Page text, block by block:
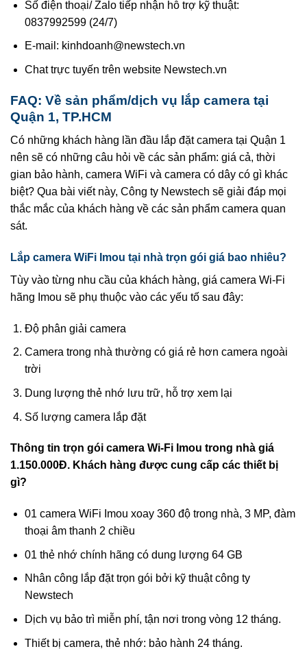
Số điện thoại/ Zalo tiếp nhận hỗ trợ kỹ thuật:
0837992599 (24/7)
E-mail: kinhdoanh@newstech.vn
Chat trực tuyến trên website Newstech.vn
FAQ: Về sản phẩm/dịch vụ lắp camera tại
Quận 1, TP.HCM
Có những khách hàng lần đầu lắp đặt camera tại Quận 1
nên sẽ có những câu hỏi về các sản phẩm: giá cả, thời
gian bảo hành, camera WiFi và camera có dây có gì khác
biệt? Qua bài viết này, Công ty Newstech sẽ giải đáp mọi
thắc mắc của khách hàng về các sản phẩm camera quan
sát.
Lắp camera WiFi Imou tại nhà trọn gói giá bao nhiêu?
Tùy vào từng nhu cầu của khách hàng, giá camera Wi-Fi
hãng Imou sẽ phụ thuộc vào các yếu tố sau đây:
Độ phân giải camera
Camera trong nhà thường có giá rẻ hơn camera ngoài
trời
Dung lượng thẻ nhớ lưu trữ, hỗ trợ xem lại
Số lượng camera lắp đặt
Thông tin trọn gói camera Wi-Fi Imou trong nhà giá
1.150.000Đ. Khách hàng được cung cấp các thiết bị
gì?
01 camera WiFi Imou xoay 360 độ trong nhà, 3 MP, đàm
thoại âm thanh 2 chiều
01 thẻ nhớ chính hãng có dung lượng 64 GB
Nhân công lắp đặt trọn gói bởi kỹ thuật công ty
Newstech
Dịch vụ bảo trì miễn phí, tận nơi trong vòng 12 tháng.
Thiết bị camera, thẻ nhớ: bảo hành 24 tháng.